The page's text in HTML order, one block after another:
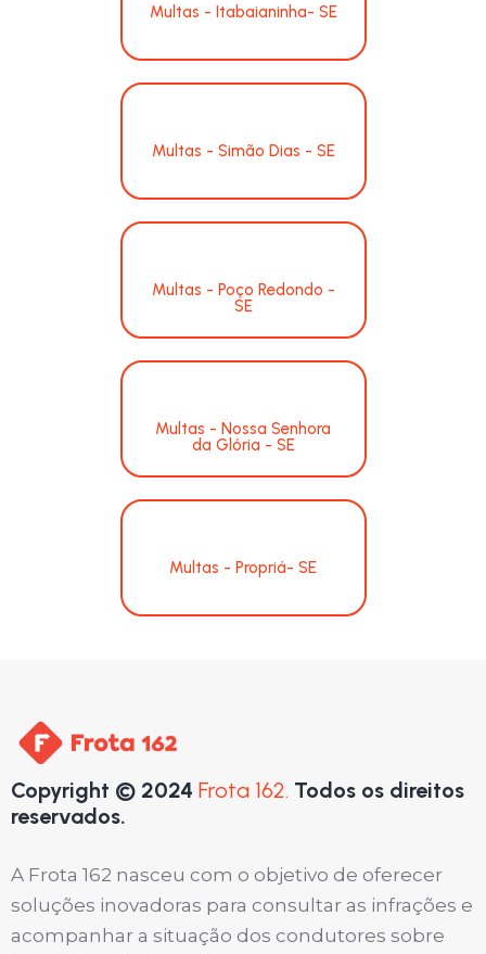
Multas - Itabaianinha- SE
Multas - Simão Dias - SE
Multas - Poço Redondo -
SE
Multas - Nossa Senhora
da Glória - SE
Multas - Propriá- SE
Copyright © 2024 Frota 162. Todos os direitos
reservados.
A Frota 162 nasceu com o objetivo de oferecer
soluções inovadoras para consultar as infrações e
acompanhar a situação dos condutores sobre